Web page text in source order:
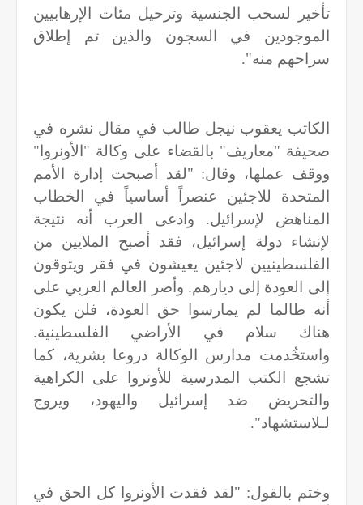
تأخير لسحب الجنسية وترحيل مئات الإرهابيين
الموجودين في السجون والذين تم إطلاق
سراحهم منه".
الكاتب يعقوب نيجل طالب في مقال نشره في
صحيفة "معاريف" بالقضاء على وكالة "الأونروا"
ووقف عملها، وقال: "لقد أصبحت إدارة الأمم
المتحدة للاجئين عنصراً أساسياً في الخطاب
المناهض لإسرائيل. وادعى العرب أنه نتيجة
لإنشاء دولة إسرائيل، فقد أصبح الملايين من
الفلسطينيين لاجئين يعيشون في فقر ويتوقون
إلى العودة إلى ديارهم. وأصر العالم العربي على
أنه طالما لم يمارسوا حق العودة، فلن يكون
هناك سلام في الأراضي الفلسطينية.
واستخُدمت مدارس الوكالة دروعا بشرية، كما
تشجع الكتب المدرسية للأونروا على الكراهية
والتحريض ضد إسرائيل واليهود، ويروج
لـلاستشهاد".
وختم بالقول: "لقد فقدت الأونروا كل الحق في